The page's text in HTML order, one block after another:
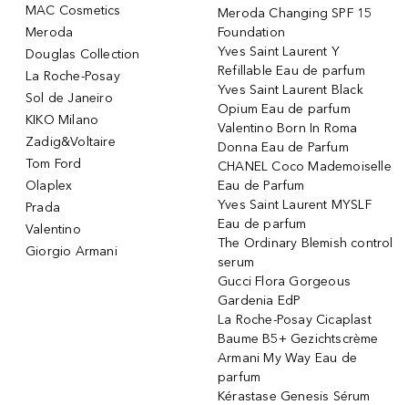
MAC Cosmetics
Meroda
Douglas Collection
La Roche-Posay
Sol de Janeiro
KIKO Milano
Zadig&Voltaire
Tom Ford
Olaplex
Prada
Valentino
Giorgio Armani
Meroda Changing SPF 15
Foundation
Yves Saint Laurent Y
Refillable Eau de parfum
Yves Saint Laurent Black
Opium Eau de parfum
Valentino Born In Roma
Donna Eau de Parfum
CHANEL Coco Mademoiselle
Eau de Parfum
Yves Saint Laurent MYSLF
Eau de parfum
The Ordinary Blemish control
serum
Gucci Flora Gorgeous
Gardenia EdP
La Roche-Posay Cicaplast
Baume B5+ Gezichtscrème
Armani My Way Eau de
parfum
Kérastase Genesis Sérum